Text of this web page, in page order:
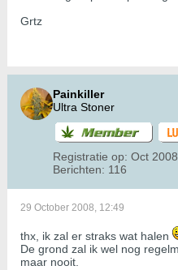
Grtz
Painkiller
Ultra Stoner
Registratie op: Oct 2008
Berichten: 116
29 October 2008, 12:49
thx, ik zal er straks wat halen
De grond zal ik wel nog
maar nooit.